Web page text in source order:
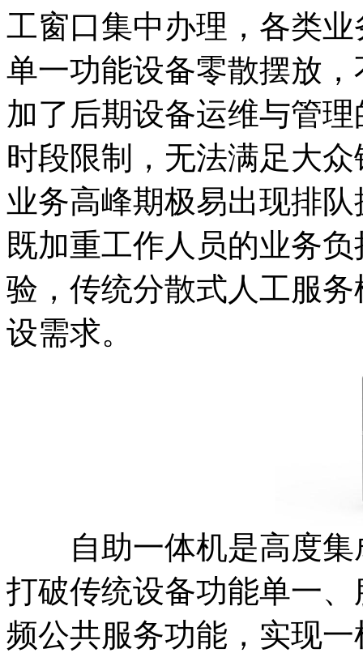
工窗口集中办理，各类
单一功能设备零散摆放
加了后期设备运维与管
时段限制，无法满足大
业务高峰期极易出现排
既加重工作人员的业务
验，传统分散式人工服
设需求。
自助一体机是高度集
打破传统设备功能单一
频公共服务功能，实现